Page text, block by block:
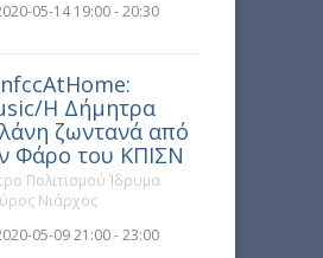
05-14 19:00 - 20:30
Η Δήμητρα
ζωντανά από
Φάρο του ΚΠΙΣΝ
Πολιτισμού Ίδρυμα
Νιάρχος
05-09 21:00 - 23:00